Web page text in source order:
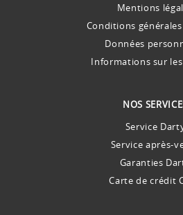
Mentions
Conditions
Données
Informations sur
NOS
Service
Service après-
Garanties
Carte de crédit